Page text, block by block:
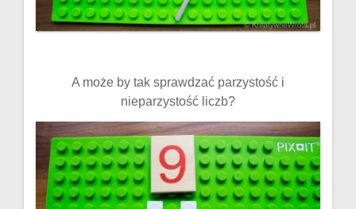
A może by tak sprawdzać parzystość i
nieparzystość liczb?